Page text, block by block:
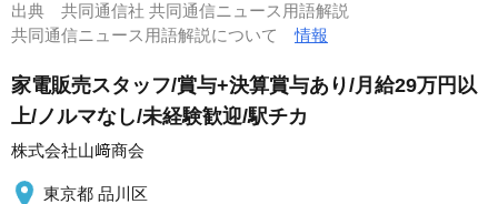
出典 共同通信社 共同通信ニュース用語解説
共同通信ニュース用語解説について情報
家電販売スタッフ/賞与+決算賞与あり/月給29万円以
上/ノルマなし/未経験歓迎/駅チカ
株式会社山﨑商会
東京都 品川区